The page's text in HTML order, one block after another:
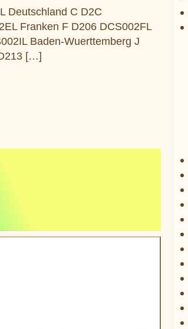
Deutschland C D2C
Franken F D206 DCS002FL
Baden-Wuerttemberg J
[…]